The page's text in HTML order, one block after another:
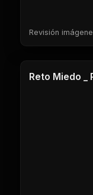
Revisión
Reto Miedo _